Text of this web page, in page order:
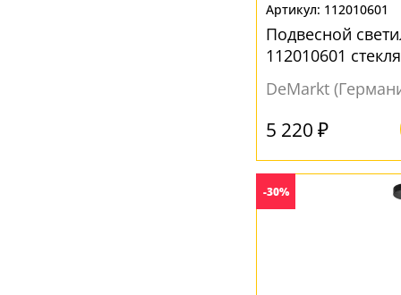
112010601
Подвесной
112010601
DeMarkt
5 220 ₽
-30%